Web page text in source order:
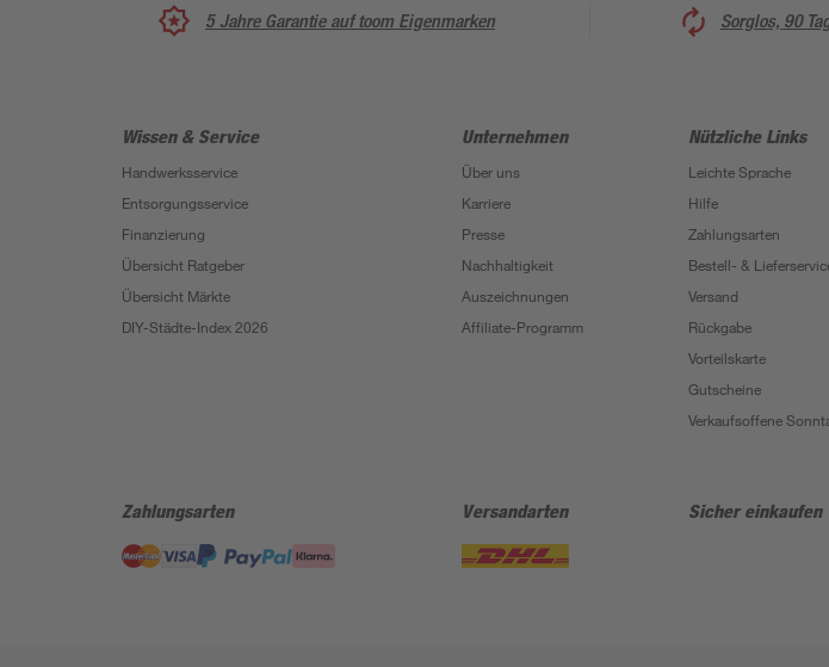
5 Jahre Garantie auf toom Eigenmarken Sorglos, 90
Wissen & Service
Handwerksservice
Entsorgungsservice
Finanzierung
Übersicht Ratgeber
Übersicht Märkte
DIY-Städte-Index 2026
Unternehmen
Über uns
Karriere
Presse
Nachhaltigkeit
Auszeichnungen
Affiliate-Programm
Nützliche Links
Leichte Sprache
Hilfe
Zahlungsarten
Bestell- &
Versand
Rückgabe
Vorteilskarte
Gutscheine
Verkaufsoffene
Zahlungsarten Versandarten Sicher einkaufen